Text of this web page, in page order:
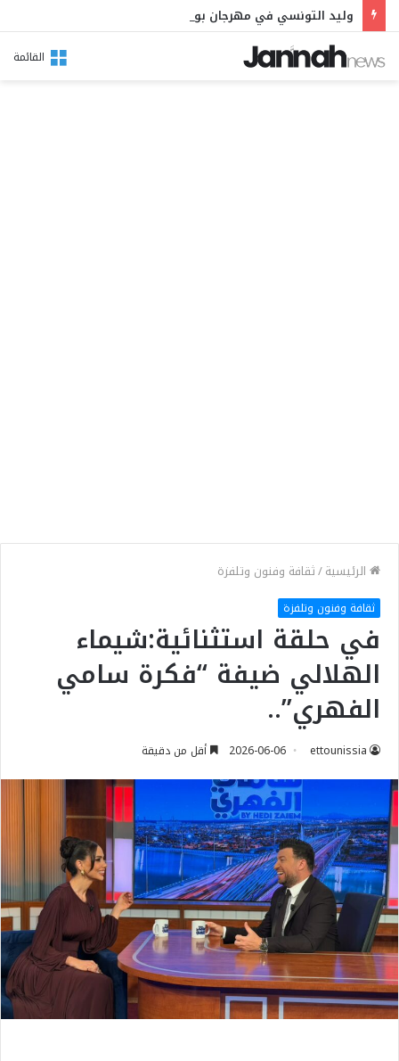
القائمة
الرئيسية/ثقافة وفنون وتلفزة
ثقافة وفنون وتلفزة
في حلقة استثنائية:شيماء
الهلالي ضيفة “فكرة سامي
الفهري”..
ettounissia
2026-06-06 أقل من دقيقة